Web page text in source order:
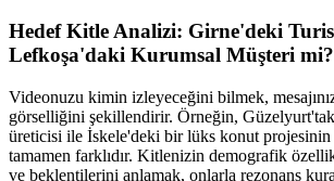
Hedef Kitle Analizi: Girne'deki
Lefkoşa'daki Kurumsal Müşteri mi?
Videonuzu kimin izleyeceğini bilmek,
görselliğini şekillendirir. Örneğin,
üreticisi ile İskele'deki bir lüks konut projesinin
tamamen farklıdır. Kitlenizin demografik
ve beklentilerini anlamak, onlarla rezonans